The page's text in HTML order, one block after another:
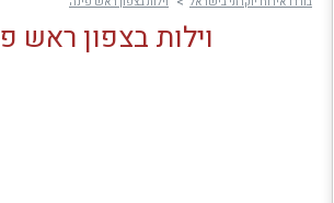
וילות בצפון ראש